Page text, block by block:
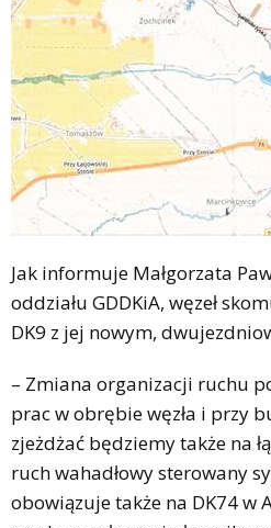
Jak informuje Małgorzata
oddziału GDDKiA, węzeł
DK9 z jej nowym,
– Zmiana organizacji ruchu
prac w obrębie węzła i przy
zjeżdżać będziemy także na
ruch wahadłowy sterowany
obowiązuje także na DK74 w